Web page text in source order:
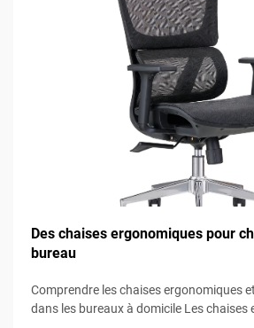
Des chaises ergonomiques pour
bureau
Comprendre les chaises ergonomiques
dans les bureaux à domicile Les chaises